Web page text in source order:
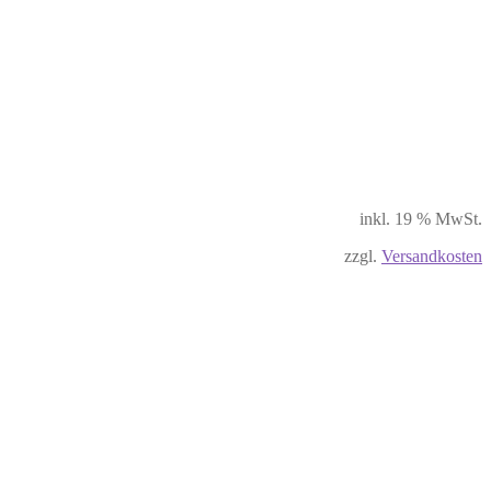
inkl. 19 % MwSt.
zzgl. Versandkosten